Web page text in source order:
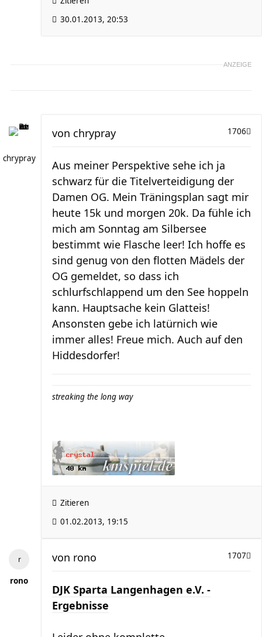
30.01.2013, 20:53
ANZEIGE
chrypray
1706
von chrypray
Aus meiner Perspektive sehe ich ja
schwarz für die Titelverteidigung der
Damen OG. Mein Träningsplan sagt mir
heute 15k und morgen 20k. Da fühle ich
mich am Sonntag am Silbersee
bestimmt wie Flasche leer! Ich hoffe es
sind genug von den flotten Mädels der
OG gemeldet, so dass ich
schlurfschlappend um den See hoppeln
kann. Hauptsache kein Glatteis!
Ansonsten gebe ich latürnich wie
immer alles! Freue mich. Auch auf den
Hiddesdorfer!
streaking the long way
Zitieren
01.02.2013, 19:15
rono
1707
von rono
DJK Sparta Langenhagen e.V. -
Ergebnisse